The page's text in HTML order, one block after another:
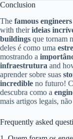
Conclusion
The famous engineers
with theirideias
buildings que tornam
deles é como uma
mostrando a
infraestrutura and
aprender sobre suas
incredible no futuro!
descubra como a
mais artigos legais,
Frequently asked